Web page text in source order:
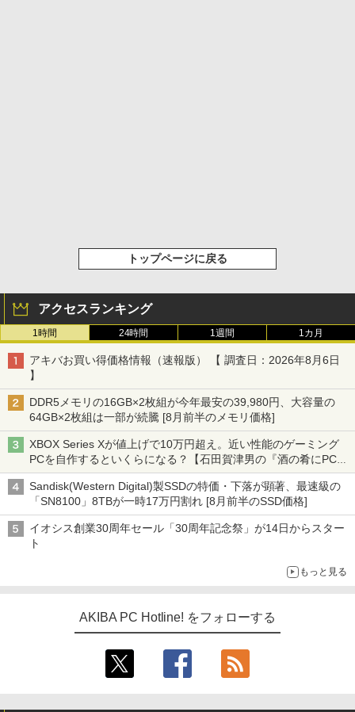
トップページに戻る
アクセスランキング
1時間 24時間 1週間 1カ月
アキバお買い得価格情報（速報版） 【 調査日：2026年8月6日
】
DDR5メモリの16GB×2枚組が今年最安の39,980円、大容量の
64GB×2枚組は一部が続騰 [8月前半のメモリ価格]
XBOX Series Xが値上げで10万円超え。近い性能のゲーミング
PCを自作するといくらになる？【石田賀津男の『酒の肴にPCゲ
ーム』】
Sandisk(Western Digital)製SSDの特価・下落が顕著、最速級の
「SN8100」8TBが一時17万円割れ [8月前半のSSD価格]
イオシス創業30周年セール「30周年記念祭」が14日からスター
ト
もっと見る
AKIBA PC Hotline! をフォローする